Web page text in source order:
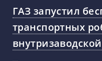
ГАЗ запустил
транспортных